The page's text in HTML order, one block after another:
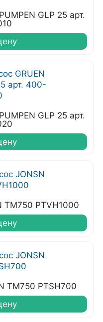
GLP 25 арт.
GLP 25 арт.
TM750 PTVH1000
TM750 PTSH700